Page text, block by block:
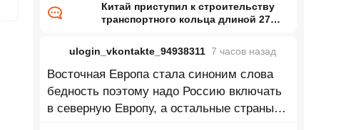
Китай приступил к строительству
транспортного кольца длиной 27
ulogin_vkontakte_94938311 7 часов назад
Восточная Европа стала синоним слова
бедность поэтому надо Россию включать
в северную Европу, а остальные страны